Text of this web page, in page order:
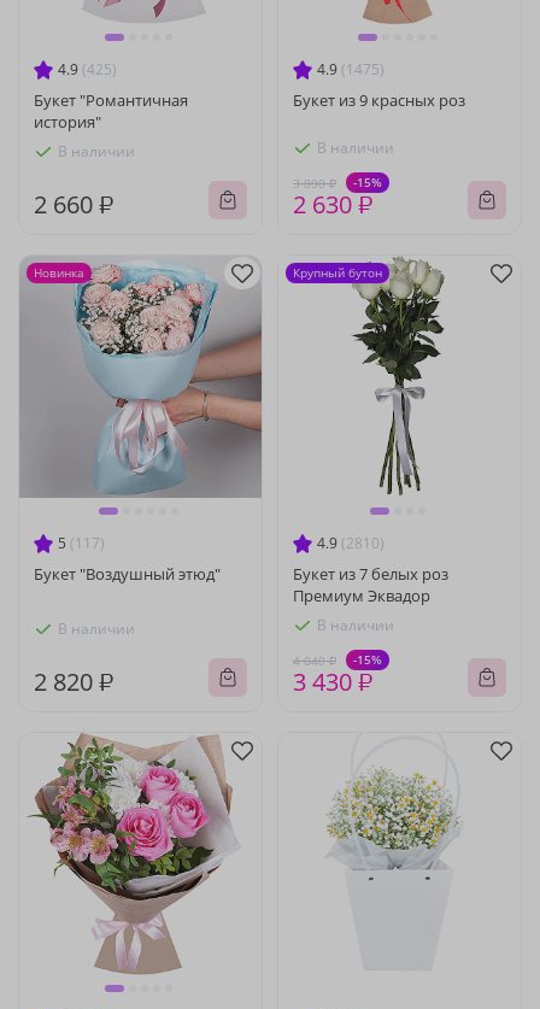
4.9 (425)
Букет "Романтичная
история"
В наличии
2 660 ₽
4.9 (1475)
Букет из 9 красных роз
В наличии
3 090 ₽ -15%
2 630 ₽
5 (117)
Букет "Воздушный этюд"
В наличии
2 820 ₽
Новинка
4.9 (2810)
Букет из 7 белых роз
Премиум Эквадор
В наличии
4 040 ₽ -15%
3 430 ₽
Крупный бутон